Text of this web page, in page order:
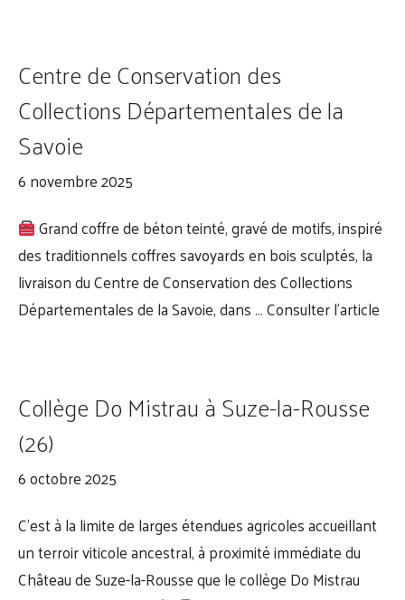
Centre de Conservation des
Collections Départementales de la
Savoie
6 novembre 2025
Grand coffre de béton teinté, gravé de motifs, inspiré
des traditionnels coffres savoyards en bois sculptés, la
livraison du Centre de Conservation des Collections
Départementales de la Savoie, dans …Consulter l’article
Collège Do Mistrau à Suze-la-Rousse
(26)
6 octobre 2025
C’est à la limite de larges étendues agricoles accueillant
un terroir viticole ancestral, à proximité immédiate du
Château de Suze-la-Rousse que le collège Do Mistrau